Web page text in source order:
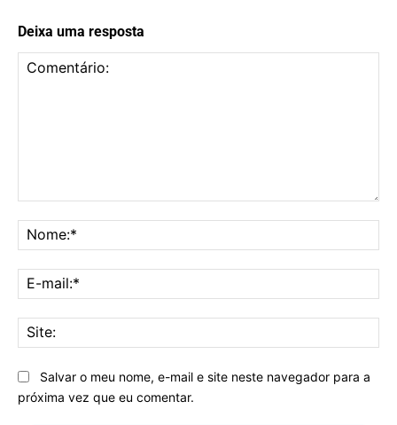
Deixa uma resposta
Salvar o meu nome, e-mail e site neste navegador para a
próxima vez que eu comentar.